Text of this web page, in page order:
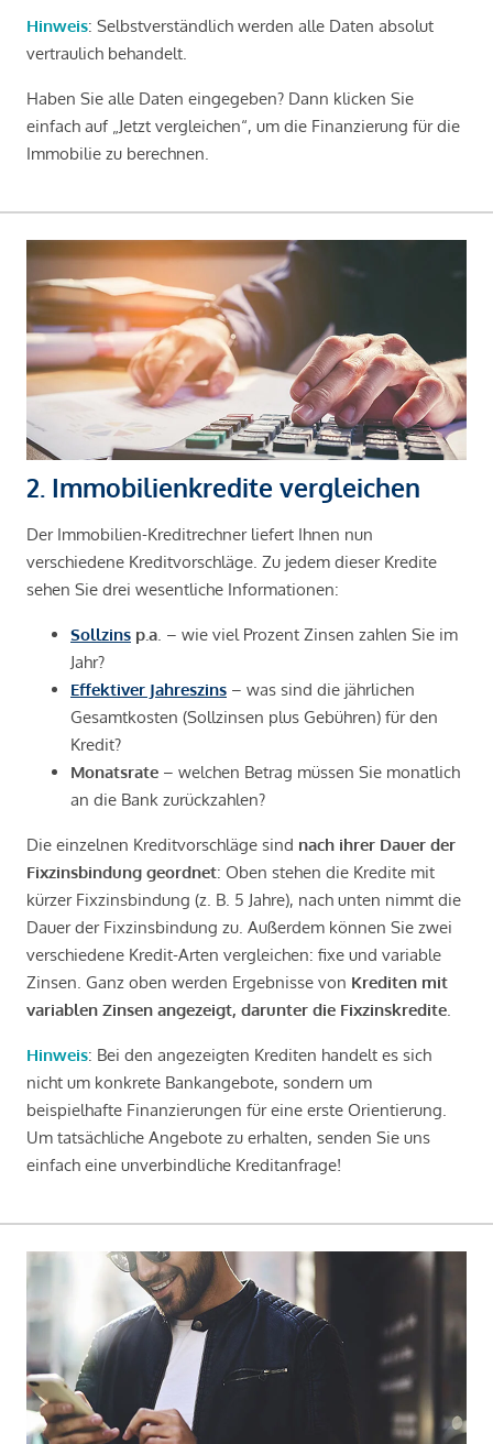
Hinweis: Selbstverständlich werden alle Daten absolut
vertraulich behandelt.
Haben Sie alle Daten eingegeben? Dann klicken Sie
einfach auf „Jetzt vergleichen“, um die Finanzierung für die
Immobilie zu berechnen.
2. Immobilienkredite vergleichen
Der Immobilien-Kreditrechner liefert Ihnen nun
verschiedene Kreditvorschläge. Zu jedem dieser Kredite
sehen Sie drei wesentliche Informationen:
Sollzins p.a . – wie viel Prozent Zinsen zahlen Sie im
Jahr?
Effektiver Jahreszins – was sind die jährlichen
Gesamtkosten (Sollzinsen plus Gebühren) für den
Kredit?
Monatsrate – welchen Betrag müssen Sie monatlich
an die Bank zurückzahlen?
Die einzelnen Kreditvorschläge sind nach ihrer Dauer der
Fixzinsbindung geordnet: Oben stehen die Kredite mit
kürzer Fixzinsbindung (z. B. 5 Jahre), nach unten nimmt die
Dauer der Fixzinsbindung zu. Außerdem können Sie zwei
verschiedene Kredit-Arten vergleichen: fixe und variable
Zinsen. Ganz oben werden Ergebnisse von Krediten mit
variablen Zinsen angezeigt, darunter die Fixzinskredite
Hinweis: Bei den angezeigten Krediten handelt es sich
nicht um konkrete Bankangebote, sondern um
beispielhafte Finanzierungen für eine erste Orientierung.
Um tatsächliche Angebote zu erhalten, senden Sie uns
einfach eine unverbindliche Kreditanfrage!